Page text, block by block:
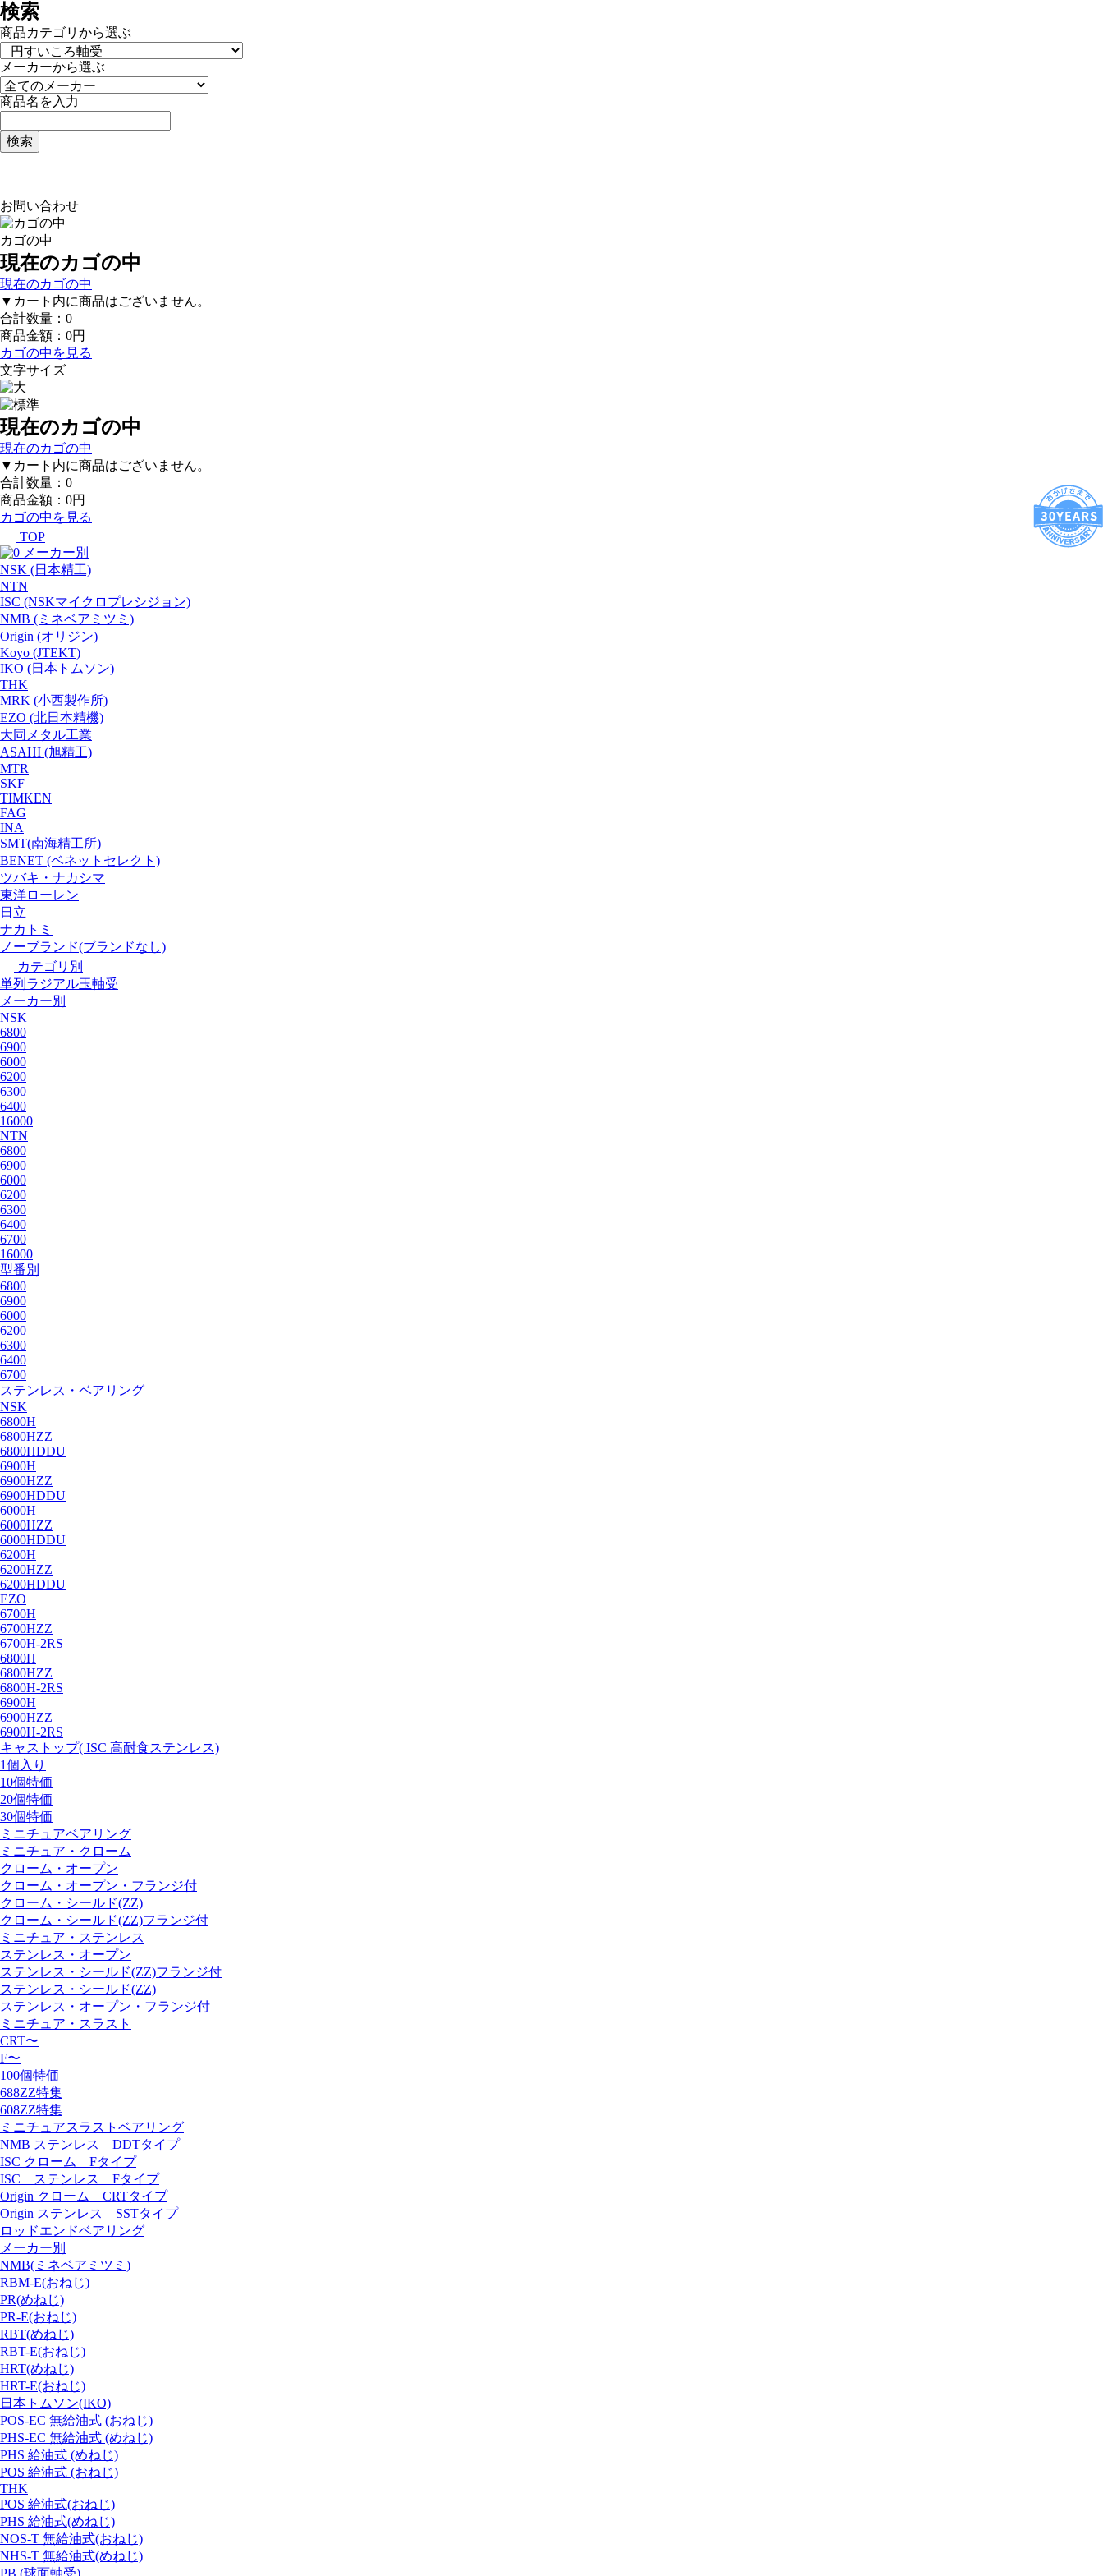
検索
商品カテゴリから選ぶ
メーカーから選ぶ
商品名を入力
お問い合わせ
カゴの中
現在のカゴの中
現在のカゴの中
▼カート内に商品はございません。
合計数量： 0
商品金額： 0円
カゴの中を見る
文字サイズ
現在のカゴの中
現在のカゴの中
▼カート内に商品はございません。
合計数量： 0
商品金額： 0円
カゴの中を見る
TOP
メーカー別
NSK (日本精工)
NTN
ISC (NSKマイクロプレシジョン)
NMB (ミネベアミツミ)
Origin (オリジン)
Koyo (JTEKT)
IKO (日本トムソン)
THK
MRK (小西製作所)
EZO (北日本精機)
大同メタル工業
ASAHI (旭精工)
MTR
SKF
TIMKEN
FAG
INA
SMT(南海精工所)
BENET (ベネットセレクト)
ツバキ・ナカシマ
東洋ローレン
日立
ナカトミ
ノーブランド(ブランドなし)
カテゴリ別
単列ラジアル玉軸受
メーカー別
NSK
6800
6900
6000
6200
6300
6400
16000
NTN
6800
6900
6000
6200
6300
6400
6700
16000
型番別
6800
6900
6000
6200
6300
6400
6700
ステンレス・ベアリング
NSK
6800H
6800HZZ
6800HDDU
6900H
6900HZZ
6900HDDU
6000H
6000HZZ
6000HDDU
6200H
6200HZZ
6200HDDU
EZO
6700H
6700HZZ
6700H-2RS
6800H
6800HZZ
6800H-2RS
6900H
6900HZZ
6900H-2RS
キャストップ( ISC 高耐食ステンレス)
1個入り
10個特価
20個特価
30個特価
ミニチュアベアリング
ミニチュア・クローム
クローム・オープン
クローム・オープン・フランジ付
クローム・シールド(ZZ)
クローム・シールド(ZZ)フランジ付
ミニチュア・ステンレス
ステンレス・オープン
ステンレス・シールド(ZZ)フランジ付
ステンレス・シールド(ZZ)
ステンレス・オープン・フランジ付
ミニチュア・スラスト
CRT〜
F〜
100個特価
688ZZ特集
608ZZ特集
ミニチュアスラストベアリング
NMB ステンレス DDTタイプ
ISC クローム Fタイプ
ISC ステンレス Fタイプ
Origin クローム CRTタイプ
Origin ステンレス SSTタイプ
ロッドエンドベアリング
メーカー別
NMB(ミネベアミツミ)
RBM-E(おねじ)
PR(めねじ)
PR-E(おねじ)
RBT(めねじ)
RBT-E(おねじ)
HRT(めねじ)
HRT-E(おねじ)
日本トムソン(IKO)
POS-EC 無給油式 (おねじ)
PHS-EC 無給油式 (めねじ)
PHS 給油式 (めねじ)
POS 給油式 (おねじ)
THK
POS 給油式(おねじ)
PHS 給油式(めねじ)
NOS-T 無給油式(おねじ)
NHS-T 無給油式(めねじ)
PB (球面軸受)